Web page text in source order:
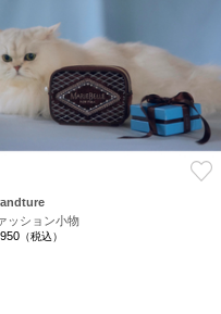
ッション小物
（税込）